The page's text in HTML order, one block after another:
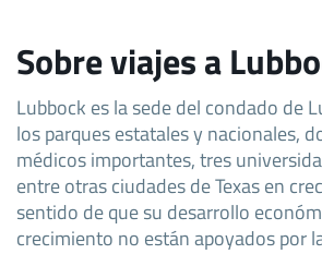
Sobre viajes a
Lubbock es la sede del condado de
los parques estatales y nacionales,
médicos importantes, tres
entre otras ciudades de Texas en
sentido de que su desarrollo
crecimiento no están apoyados por